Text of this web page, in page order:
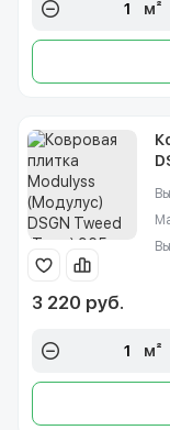
м²
3 220 руб.
м²